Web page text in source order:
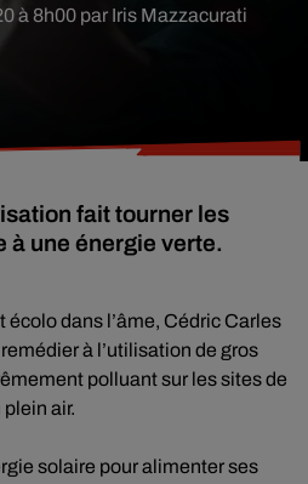
à 8h00 par Iris Mazzacurati
fait tourner les
à une énergie verte.
écolo dans l’âme, Cédric Carles
à l’utilisation de gros
polluant sur les sites de
air.
solaire pour alimenter ses